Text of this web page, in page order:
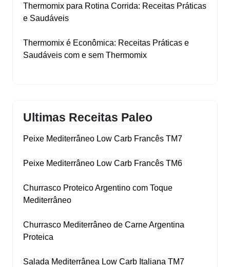
Thermomix para Rotina Corrida: Receitas Práticas
e Saudáveis
Thermomix é Econômica: Receitas Práticas e
Saudáveis com e sem Thermomix
Ultimas Receitas Paleo
Peixe Mediterrâneo Low Carb Francês TM7
Peixe Mediterrâneo Low Carb Francês TM6
Churrasco Proteico Argentino com Toque
Mediterrâneo
Churrasco Mediterrâneo de Carne Argentina
Proteica
Salada Mediterrânea Low Carb Italiana TM7